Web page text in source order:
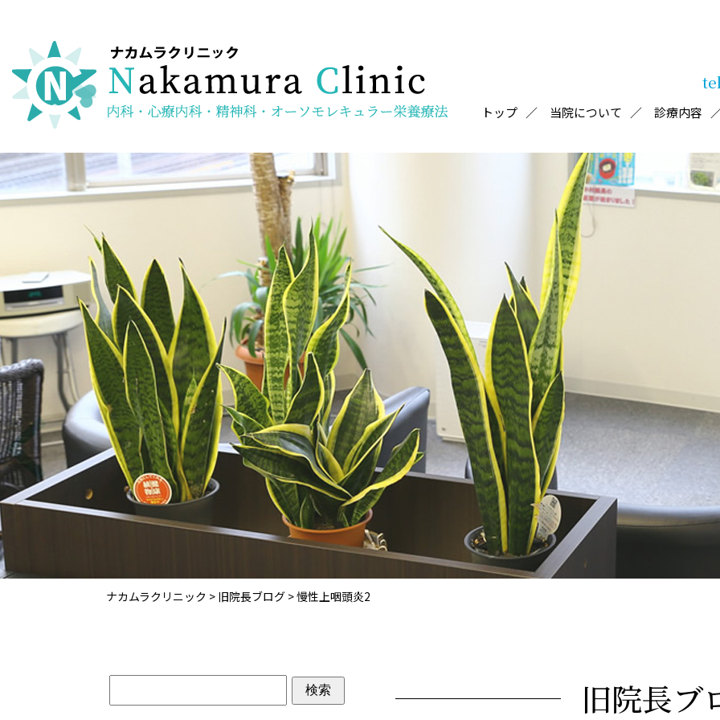
トップ 当院について 診療内容
ナカムラクリニック > 旧院長ブログ >慢性上咽頭炎2
旧院長ブ